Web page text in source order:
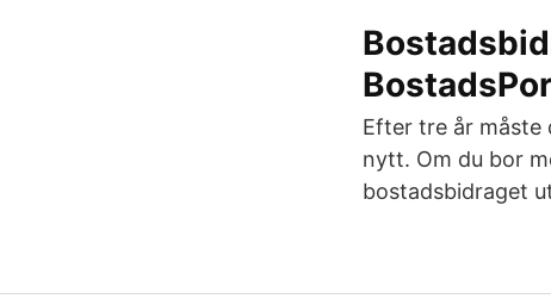
Efter tre år måste
nytt. Om du bor
bostadsbidraget